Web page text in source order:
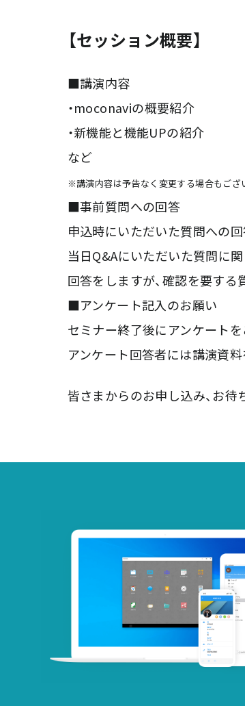
【セッション概要】
■講演内容
・moconaviの概要紹介
・新機能と機能UPの紹介
など
※講演内容は予告なく変更する場合もござ
■事前質問への回答
申込時にいただいた質問への回
当日Q&Aにいただいた質問に
回答をしますが、確認を要する
■アンケート記入のお願い
セミナー終了後にアンケートを
アンケート回答者には講演資
皆さまからのお申し込み、お待